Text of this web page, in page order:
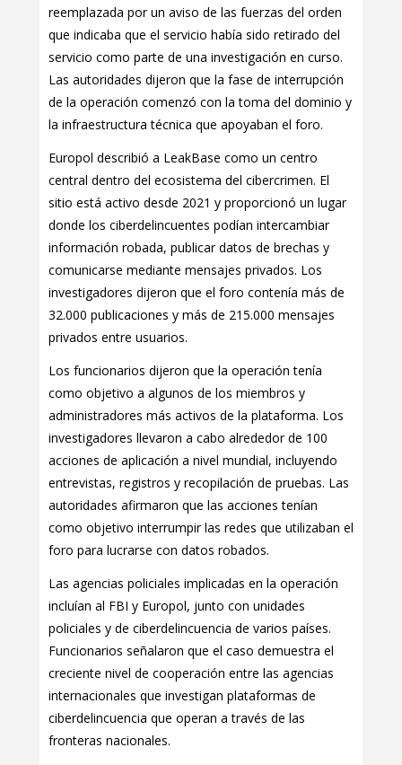
reemplazada por un aviso de las fuerzas del orden
que indicaba que el servicio había sido retirado del
servicio como parte de una investigación en curso.
Las autoridades dijeron que la fase de interrupción
de la operación comenzó con la toma del dominio y
la infraestructura técnica que apoyaban el foro.
Europol describió a LeakBase como un centro
central dentro del ecosistema del cibercrimen. El
sitio está activo desde 2021 y proporcionó un lugar
donde los ciberdelincuentes podían intercambiar
información robada, publicar datos de brechas y
comunicarse mediante mensajes privados. Los
investigadores dijeron que el foro contenía más de
32.000 publicaciones y más de 215.000 mensajes
privados entre usuarios.
Los funcionarios dijeron que la operación tenía
como objetivo a algunos de los miembros y
administradores más activos de la plataforma. Los
investigadores llevaron a cabo alrededor de 100
acciones de aplicación a nivel mundial, incluyendo
entrevistas, registros y recopilación de pruebas. Las
autoridades afirmaron que las acciones tenían
como objetivo interrumpir las redes que utilizaban el
foro para lucrarse con datos robados.
Las agencias policiales implicadas en la operación
incluían al FBI y Europol, junto con unidades
policiales y de ciberdelincuencia de varios países.
Funcionarios señalaron que el caso demuestra el
creciente nivel de cooperación entre las agencias
internacionales que investigan plataformas de
ciberdelincuencia que operan a través de las
fronteras nacionales.